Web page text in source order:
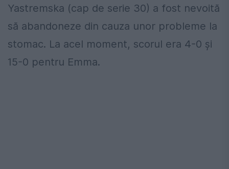
Yastremska (cap de serie 30) a fost nevoită
să abandoneze din cauza unor probleme la
stomac. La acel moment, scorul era 4-0 și
15-0 pentru Emma.